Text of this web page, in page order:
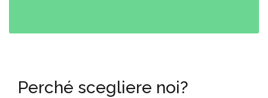
Perché scegliere noi?